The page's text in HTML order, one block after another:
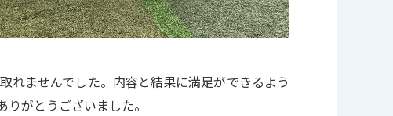
れませんでした。内容と結果に満足ができるよう
がとうございました。